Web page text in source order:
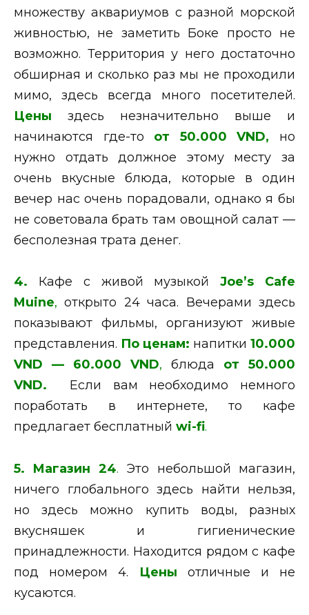
множеству аквариумов с разной морской
живностью, не заметить Боке просто не
возможно. Территория у него достаточно
обширная и сколько раз мы не проходили
мимо, здесь всегда много посетителей.
Цены здесь незначительно выше и
начинаются где-то от 50.000 VND,
но
нужно отдать должное этому месту за
очень вкусные блюда, которые в один
вечер нас очень порадовали, однако я бы
не советовала брать там овощной салат —
бесполезная трата денег.
4. Кафе с живой музыкой
Joe’s Cafe
Muine, открыто 24 часа. Вечерами здесь
показывают фильмы, организуют живые
представления. По ценам: напитки 10.000
VND — 60.000 VND, блюда от 50.000
VND.
Если вам необходимо немного
поработать в интернете, то кафе
предлагает бесплатный wi-fi.
5. Магазин 24. Это небольшой магазин,
ничего глобального здесь найти нельзя,
но здесь можно купить воды, разных
вкусняшек и гигиенические
принадлежности. Находится рядом с кафе
под номером 4.
Цены
отличные и не
кусаются.